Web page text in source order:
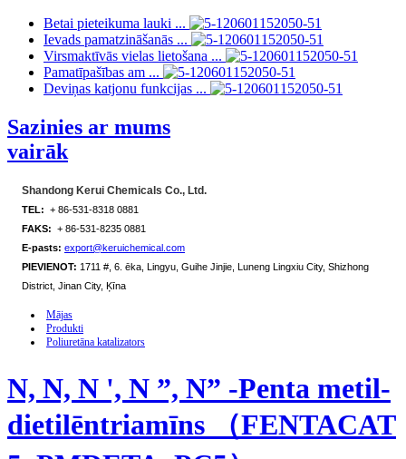
Betai pieteikuma lauki ...
Ievads pamatzināšanās ...
Virsmaktīvās vielas lietošana ...
Pamatīpašības am ...
Deviņas katjonu funkcijas ...
Sazinies ar mums
vairāk
Shandong Kerui Chemicals Co., Ltd.
TEL: + 86-531-8318 0881
FAKS: + 86-531-8235 0881
E-pasts: export@keruichemical.com
PIEVIENOT: 1711 #, 6. ēka, Lingyu, Guihe Jinjie, Luneng Lingxiu City, Shizhong
District, Jinan City, Ķīna
Mājas
Produkti
Poliuretāna katalizators
N, N, N ', N ”, N” -Penta metil-
dietilēntriamīns （FENTACAT